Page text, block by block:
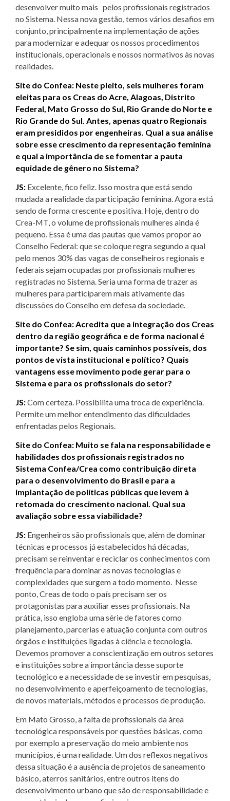
desenvolver muito mais pelos profissionais registrados
no Sistema. Nessa nova gestão, temos vários desafios em
conjunto, principalmente na implementação de ações
para modernizar e adequar os nossos procedimentos
institucionais, operacionais e nossos normativos às novas
realidades.
Site do Confea: Neste pleito, seis mulheres foram
eleitas para os Creas do Acre, Alagoas, Distrito
Federal, Mato Grosso do Sul, Rio Grande do Norte e
Rio Grande do Sul. Antes, apenas quatro Regionais
eram presididos por engenheiras. Qual a sua análise
sobre esse crescimento da representação feminina
e qual a importância de se fomentar a pauta
equidade de gênero no Sistema?
JS: Excelente, fico feliz. Isso mostra que está sendo
mudada a realidade da participação feminina. Agora está
sendo de forma crescente e positiva. Hoje, dentro do
Crea-MT, o volume de profissionais mulheres ainda é
pequeno. Essa é uma das pautas que vamos propor ao
Conselho Federal: que se coloque regra segundo a qual
pelo menos 30% das vagas de conselheiros regionais e
federais sejam ocupadas por profissionais mulheres
registradas no Sistema. Seria uma forma de trazer as
mulheres para participarem mais ativamente das
discussões do Conselho em defesa da sociedade.
Site do Confea: Acredita que a integração dos Creas
dentro da região geográfica e de forma nacional é
importante? Se sim, quais caminhos possíveis, dos
pontos de vista institucional e político? Quais
vantagens esse movimento pode gerar para o
Sistema e para os profissionais do setor?
JS:Com certeza. Possibilita uma troca de experiência.
Permite um melhor entendimento das dificuldades
enfrentadas pelos Regionais.
Site do Confea: Muito se fala na responsabilidade e
habilidades dos profissionais registrados no
Sistema Confea/Crea como contribuição direta
para o desenvolvimento do Brasil e para a
implantação de políticas públicas que levem à
retomada do crescimento nacional. Qual sua
avaliação sobre essa viabilidade?
JS: Engenheiros são profissionais que, além de dominar
técnicas e processos já estabelecidos há décadas,
precisam se reinventar e reciclar os conhecimentos com
frequência para dominar as novas tecnologias e
complexidades que surgem a todo momento. Nesse
ponto, Creas de todo o país precisam ser os
protagonistas para auxiliar esses profissionais. Na
prática, isso engloba uma série de fatores como
planejamento, parcerias e atuação conjunta com outros
órgãos e instituições ligadas à ciência e tecnologia.
Devemos promover a conscientização em outros setores
e instituições sobre a importância desse suporte
tecnológico e a necessidade de se investir em pesquisas,
no desenvolvimento e aperfeiçoamento de tecnologias,
de novos materiais, métodos e processos de produção.
Em Mato Grosso, a falta de profissionais da área
tecnológica responsáveis por questões básicas, como
por exemplo a preservação do meio ambiente nos
municípios, é uma realidade. Um dos reflexos negativos
dessa situação é a ausência de projetos de saneamento
básico, aterros sanitários, entre outros itens do
desenvolvimento urbano que são de responsabilidade e